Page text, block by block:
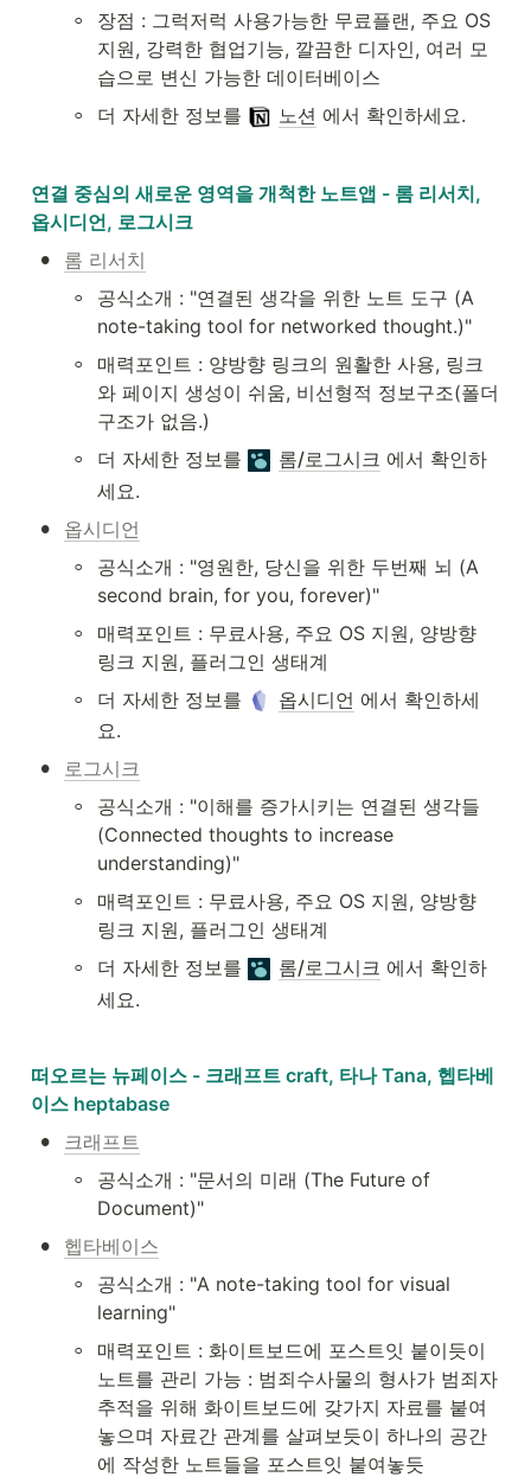
◦
장점 : 그럭저럭 사용가능한 무료플랜, 주요 OS
지원, 강력한 협업기능, 깔끔한 디자인, 여러 모
습으로 변신 가능한 데이터베이스
◦ 더 자세한 정보를 노션 에서 확인하세요.
연결 중심의 새로운 영역을 개척한 노트앱 - 롬 리서치,
옵시디언, 로그시크
• 롬 리서치
◦
공식소개 : "연결된 생각을 위한 노트 도구 (A
note-taking tool for networked thought.)"
◦
매력포인트 : 양방향 링크의 원활한 사용, 링크
와 페이지 생성이 쉬움, 비선형적 정보구조(폴더
구조가 없음.)
◦ 더 자세한 정보를 롬/로그시크 에서 확인하
세요.
• 옵시디언
◦
공식소개 : "영원한, 당신을 위한 두번째 뇌 (A
second brain, for you, forever)"
◦
매력포인트 : 무료사용, 주요 OS 지원, 양방향
링크 지원, 플러그인 생태계
◦ 더 자세한 정보를 옵시디언 에서 확인하세
요.
• 로그시크
◦
공식소개 : "이해를 증가시키는 연결된 생각들
(Connected thoughts to increase
understanding)"
◦
매력포인트 : 무료사용, 주요 OS 지원, 양방향
링크 지원, 플러그인 생태계
◦ 더 자세한 정보를 롬/로그시크 에서 확인하
세요.
떠오르는 뉴페이스 - 크래프트 craft, 타나 Tana, 헵타베
이스 heptabase
• 크래프트
◦
공식소개 : "문서의 미래 (The Future of
Document)"
• 헵타베이스
◦
공식소개 : "A note-taking tool for visual
learning"
◦
매력포인트 : 화이트보드에 포스트잇 붙이듯이
노트를 관리 가능 : 범죄수사물의 형사가 범죄자
추적을 위해 화이트보드에 갖가지 자료를 붙여
놓으며 자료간 관계를 살펴보듯이 하나의 공간
에 작성한 노트들을 포스트잇 붙여놓듯